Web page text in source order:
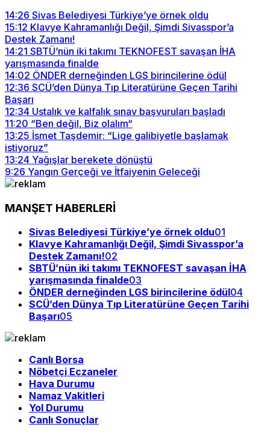
14:26 Sivas Belediyesi Türkiye’ye örnek oldu
15:12 Klavye Kahramanlığı Değil, Şimdi Sivasspor’a
Destek Zamanı!
14:21 SBTÜ’nün iki takımı TEKNOFEST savaşan İHA
yarışmasında finalde
14:02 ÖNDER derneğinden LGS birincilerine ödül
12:36 SCÜ’den Dünya Tıp Literatürüne Geçen Tarihi
Başarı
12:34 Ustalık ve kalfalık sınav başvuruları başladı
11:20 “Ben değil, Biz olalım“
13:25 İsmet Taşdemir: “Lige galibiyetle başlamak
istiyoruz”
13:24 Yağışlar berekete dönüştü
9:26 Yangın Gerçeği ve İtfaiyenin Geleceği
MANŞET HABERLERİ
Sivas Belediyesi Türkiye’ye örnek oldu01
Klavye Kahramanlığı Değil, Şimdi Sivasspor’a
Destek Zamanı!02
SBTÜ’nün iki takımı TEKNOFEST savaşan İHA
yarışmasında finalde03
ÖNDER derneğinden LGS birincilerine ödül04
SCÜ’den Dünya Tıp Literatürüne Geçen Tarihi
Başarı05
Canlı Borsa
Nöbetçi Eczaneler
Hava Durumu
Namaz Vakitleri
Yol Durumu
Canlı Sonuçlar